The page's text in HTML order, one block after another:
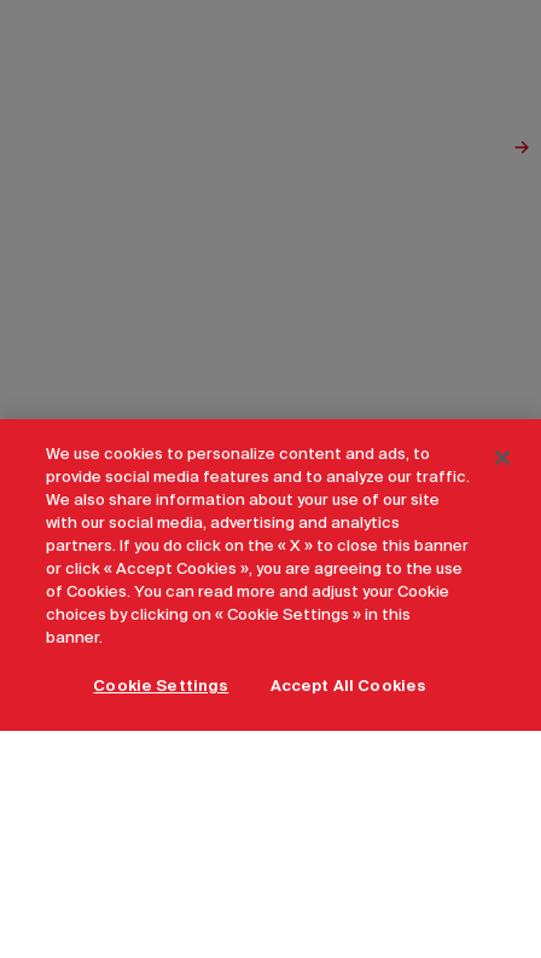
We use cookies to personalize content and ads, to
provide social media features and to analyze our traffic.
We also share information about your use of our site
with our social media, advertising and analytics
partners. If you do click on the « X » to close this banner
or click « Accept Cookies », you are agreeing to the use
of Cookies. You can read more and adjust your Cookie
choices by clicking on « Cookie Settings » in this
banner.
Cookie Settings Accept All Cookies